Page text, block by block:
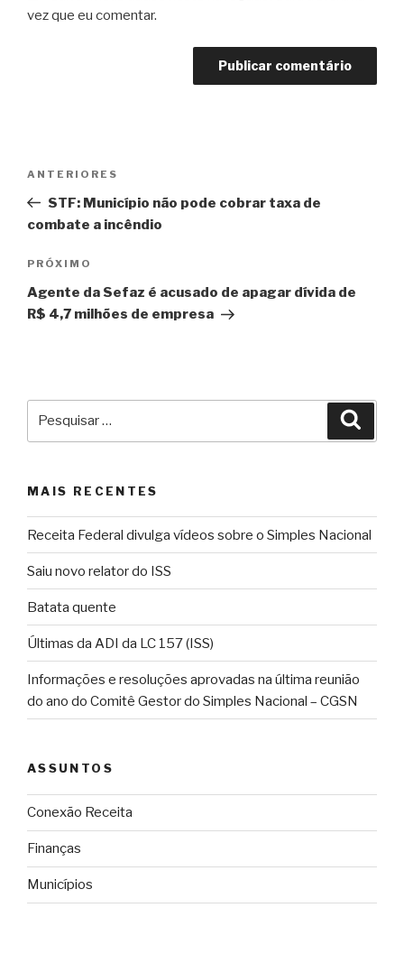
vez que eu comentar.
Post
Post
anterior
ANTERIORES
STF: Município não pode cobrar taxa de
combate a incêndio
Próximo
post
PRÓXIMO
Agente da Sefaz é acusado de apagar dívida de
R$ 4,7 milhões de empresa
MAIS RECENTES
Receita Federal divulga vídeos sobre o Simples Nacional
Saiu novo relator do ISS
Batata quente
Últimas da ADI da LC 157 (ISS)
Informações e resoluções aprovadas na última reunião
do ano do Comitê Gestor do Simples Nacional – CGSN
ASSUNTOS
Conexão Receita
Finanças
Municípios